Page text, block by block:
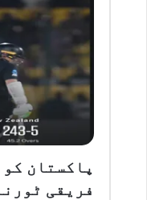
پاکستان
فریقی